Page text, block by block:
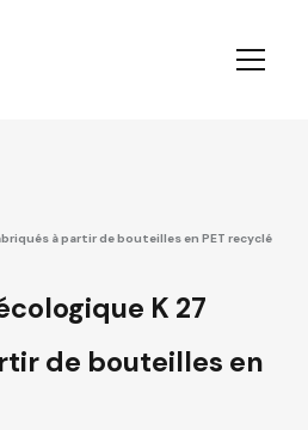
à partir de bouteilles en PET recyclé
K 27
de bouteilles en